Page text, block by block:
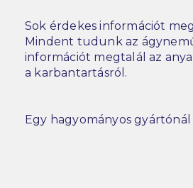
Sok érdekes információt
Mindent tudunk az
információt megtalál az
a karbantartásról.
Egy hagyományos